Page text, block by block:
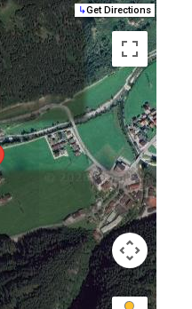
↳Get Directions